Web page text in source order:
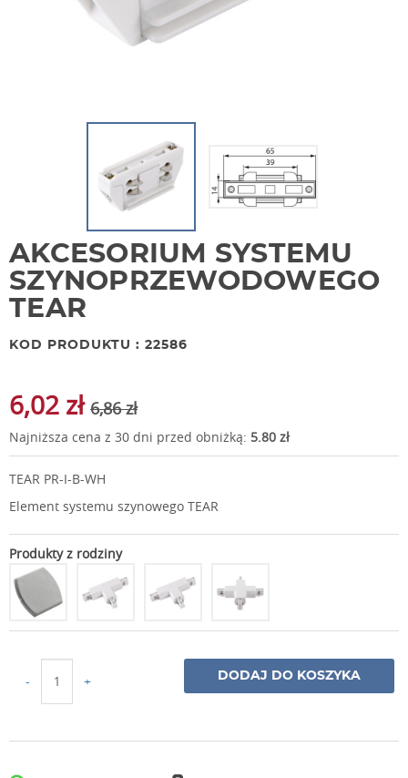
AKCESORIUM SYSTEMU
SZYNOPRZEWODOWEGO
TEAR
KOD PRODUKTU : 22586
6,02 zł 6,86 zł
Najniższa cena z 30 dni przed obniżką: 5.80 zł
TEAR PR-I-B-WH
Element systemu szynowego TEAR
Produkty z rodziny
- + DODAJ DO KOSZYKA